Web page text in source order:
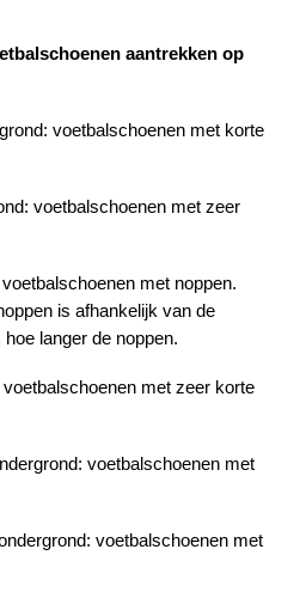
aantrekken op
voetbalschoenen met korte
voetbalschoenen met zeer
met noppen.
is afhankelijk van de
langer de noppen.
met zeer korte
voetbalschoenen met
voetbalschoenen met